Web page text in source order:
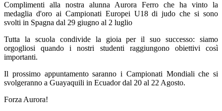
Complimenti alla nostra alunna Aurora Ferro che ha vinto la
medaglia d'oro ai Campionati Europei U18 di judo che si sono
svolti in Spagna dal 29 giugno al 2 luglio
Tutta la scuola condivide la gioia per il suo successo: siamo
orgogliosi quando i nostri studenti raggiungono obiettivi così
importanti.
Il prossimo appuntamento saranno i Campionati Mondiali che si
svolgeranno a Guayaquili in Ecuador dal 20 al 22 Agosto.
Forza Aurora!